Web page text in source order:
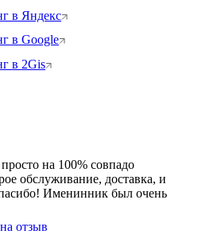
в Яндекс
в Google
в 2Gis
на 100% совпадо
обслуживание, доставка, и
Именинник был очень
отзыв